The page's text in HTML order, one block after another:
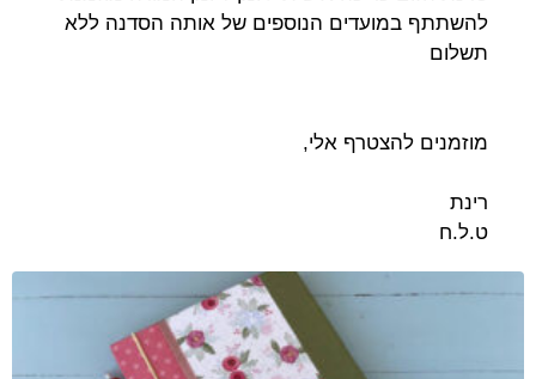
להשתתף במועדים הנוספים של אותה הסדנה ללא
תשלום
מוזמנים להצטרף אלי,
רינת
ט.ל.ח